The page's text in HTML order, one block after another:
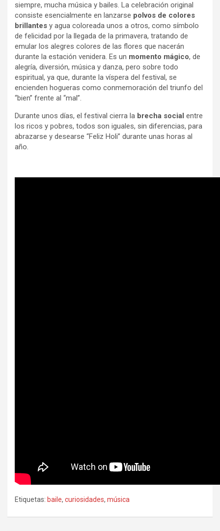
siempre, mucha música y bailes. La celebración original
consiste esencialmente en lanzarse polvos de colores
brillantes y agua coloreada unos a otros, como símbolo
de felicidad por la llegada de la primavera, tratando de
emular los alegres colores de las flores que nacerán
durante la estación venidera. Es un momento mágico, de
alegría, diversión, música y danza, pero sobre todo
espiritual, ya que, durante la víspera del festival, se
encienden hogueras como conmemoración del triunfo del
“bien” frente al “mal”.
Durante unos días, el festival cierra la brecha social entre
los ricos y pobres, todos son iguales, sin diferencias, para
abrazarse y desearse “Feliz Holi” durante unas horas al
año.
Etiquetas: baile, curiosidades, música